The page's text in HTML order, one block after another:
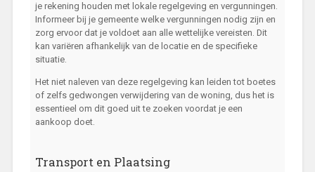
je rekening houden met lokale regelgeving en vergunningen.
Informeer bij je gemeente welke vergunningen nodig zijn en
zorg ervoor dat je voldoet aan alle wettelijke vereisten. Dit
kan variëren afhankelijk van de locatie en de specifieke
situatie.
Het niet naleven van deze regelgeving kan leiden tot boetes
of zelfs gedwongen verwijdering van de woning, dus het is
essentieel om dit goed uit te zoeken voordat je een
aankoop doet.
Transport en Plaatsing